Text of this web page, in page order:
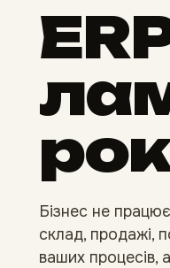
Бізнес не
склад, продажі,
ваших процесів,